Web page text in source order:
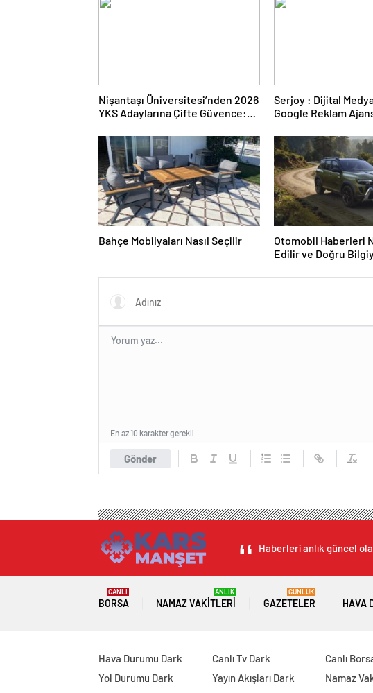
Nişantaşı Üniversitesi’nden 2026
YKS Adaylarına Çifte Güvence:
Serjoy : Dijital Medya Ajansı,
Google Reklam
Bahçe Mobilyaları Nasıl Seçilir
Otomobil Haberleri
Edilir ve Doğru
Gönder
En az 10 karakter gerekli
Haberleri anlık güncel
BORSA
CANLI
NAMAZ VAKITLERI
ANLIK
GAZETELER
GÜNLÜK
HAVA
Hava Durumu Dark
Yol Durumu Dark
Canlı Tv Dark
Yayın Akışları Dark
Canlı
Namaz